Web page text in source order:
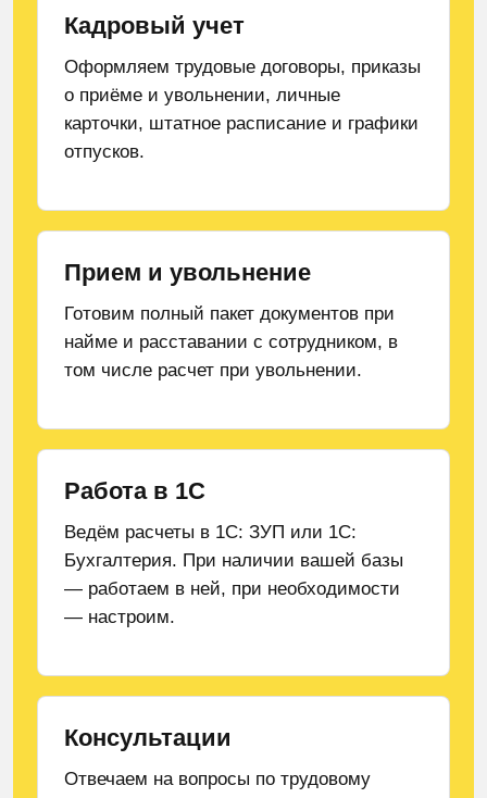
Кадровый учет
Оформляем трудовые договоры, приказы
о приёме и увольнении, личные
карточки, штатное расписание и графики
отпусков.
Прием и увольнение
Готовим полный пакет документов при
найме и расставании с сотрудником, в
том числе расчет при увольнении.
Работа в 1С
Ведём расчеты в 1С: ЗУП или 1С:
Бухгалтерия. При наличии вашей базы
— работаем в ней, при необходимости
— настроим.
Консультации
Отвечаем на вопросы по трудовому